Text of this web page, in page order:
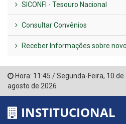
SICONFI - Tesouro Nacional
Consultar Convênios
Receber Informações sobre
Hora: 11:45 /Segunda-Feira, 10 de
agosto de 2026
INSTITUCIONAL